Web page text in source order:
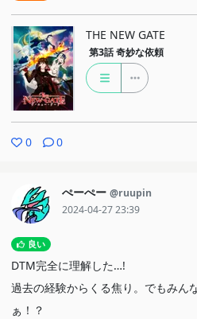
THE NEW GATE
第3話 奇妙な依頼
0 0
ぺーぺー @ruupin
2024-04-27 23:39
良い
DTM完全に理解した…!
過去の経験からくる焦り。でもみん
ぁ！？